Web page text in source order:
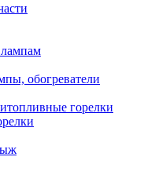
обогреватели
горелки